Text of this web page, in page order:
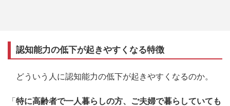
認知能力の低下が起きやすくなる特徴
どういう人に認知能力の低下が起きやすくなるのか。
「 特に高齢者で一人暮らしの方、ご夫婦で暮らしていても